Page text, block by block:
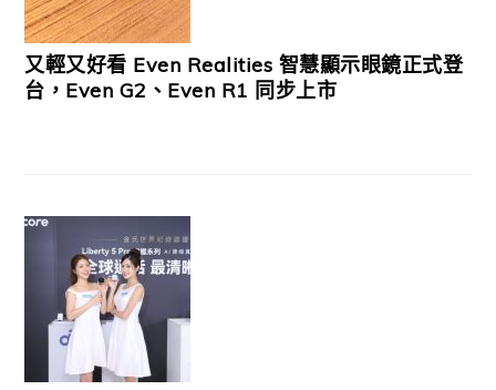
又輕又好看 Even Realities 智慧顯示眼鏡正式登
台，Even G2、Even R1 同步上市